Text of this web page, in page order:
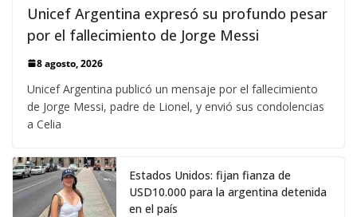
Unicef Argentina expresó su profundo pesar
por el fallecimiento de Jorge Messi
8 agosto, 2026
Unicef Argentina publicó un mensaje por el fallecimiento
de Jorge Messi, padre de Lionel, y envió sus condolencias
a Celia
Estados Unidos: fijan fianza de
USD10.000 para la argentina detenida
en el país